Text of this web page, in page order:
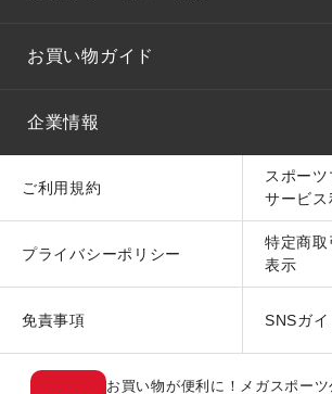
お買い物ガイド
企業情報
ご利用規約
スポー
サービス
プライバシーポリシー
特定商取
表示
免責事項 SNSガ
お買い物が便利に！メガスポーツ